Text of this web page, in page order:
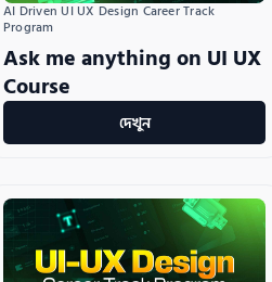
AI Driven UI UX Design Career Track
Program
Ask me anything on UI UX
Course
দেখুন